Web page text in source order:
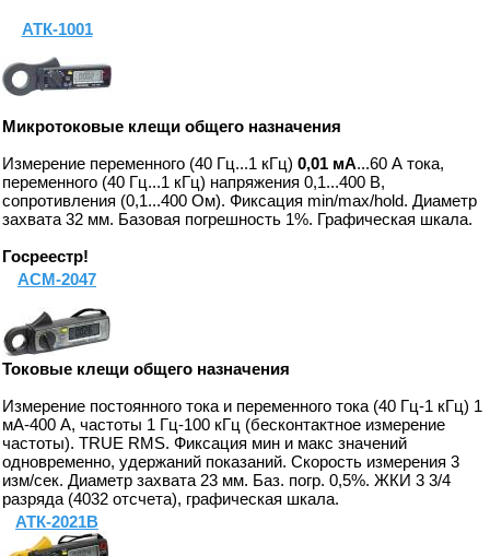
АТК-1001
Микротоковые клещи общего назначения
Измерение переменного (40 Гц...1 кГц) 0,01 мА...60 А тока,
переменного (40 Гц...1 кГц) напряжения 0,1...400 В,
сопротивления (0,1...400 Ом). Фиксация min/max/hold. Диаметр
захвата 32 мм. Базовая погрешность 1%. Графическая шкала.
Госреестр!
АСМ-2047
Токовые клещи общего назначения
Измерение постоянного тока и переменного тока (40 Гц-1 кГц) 1
мА-400 А, частоты 1 Гц-100 кГц (бесконтактное измерение
частоты). TRUE RMS. Фиксация мин и макс значений
одновременно, удержаний показаний. Скорость измерения 3
изм/сек. Диаметр захвата 23 мм. Баз. погр. 0,5%. ЖКИ 3 3/4
разряда (4032 отсчета), графическая шкала.
АТК-2021B